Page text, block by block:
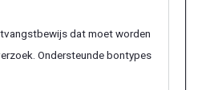
dat moet worden
Ondersteunde bontypes